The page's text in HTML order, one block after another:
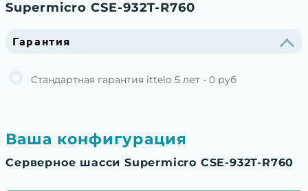
Supermicro CSE-932T-R760
Гарантия
Стандартная гарантия ittelo 5 лет - 0 руб
Ваша конфигурация
Серверное шасси Supermicro CSE-932T-R760